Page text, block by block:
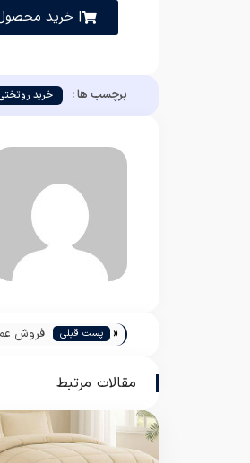
| خرید
برچسب ها : خرید
« پست قبلی فروش
مقالات مرتبط